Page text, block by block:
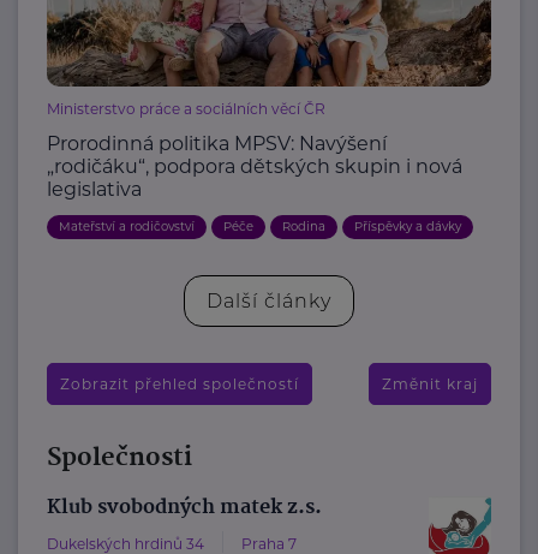
Ministerstvo práce a sociálních věcí ČR
Prorodinná politika MPSV: Navýšení
„rodičáku“, podpora dětských skupin i nová
legislativa
Mateřství a rodičovství Péče Rodina Příspěvky a dávky
Další články
Zobrazit přehled společností Změnit kraj
Společnosti
Klub svobodných matek z.s.
Dukelských hrdinů 34 Praha 7